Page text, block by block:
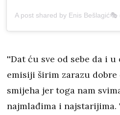
''Dat ću sve od sebe da i
emisiji širim zarazu dobre
smijeha jer toga nam
najmlađima i najstarijima.